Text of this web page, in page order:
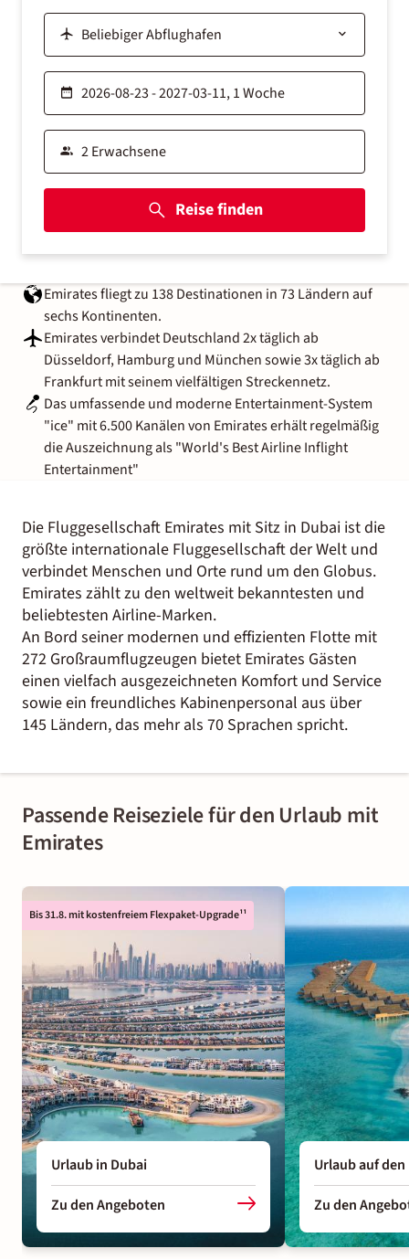
Reise finden
Emirates fliegt zu 138 Destinationen in 73 Ländern auf
sechs Kontinenten.
Emirates verbindet Deutschland 2x täglich ab
Düsseldorf, Hamburg und München sowie 3x täglich ab
Frankfurt mit seinem vielfältigen Streckennetz.
Das umfassende und moderne Entertainment-System
"ice" mit 6.500 Kanälen von Emirates erhält regelmäßig
die Auszeichnung als "World's Best Airline Inflight
Entertainment"
Die Fluggesellschaft Emirates mit Sitz in Dubai ist die
größte internationale Fluggesellschaft der Welt und
verbindet Menschen und Orte rund um den Globus.
Emirates zählt zu den weltweit bekanntesten und
beliebtesten Airline-Marken.
An Bord seiner modernen und effizienten Flotte mit
272 Großraumflugzeugen bietet Emirates Gästen
einen vielfach ausgezeichneten Komfort und Service
sowie ein freundliches Kabinenpersonal aus über
145 Ländern, das mehr als 70 Sprachen spricht.
Passende Reiseziele für den Urlaub mit
Emirates
Bis 31.8. mit kostenfreiem Flexpaket-Upgrade¹¹
Urlaub in Dubai
Zu den Angeboten
Urlaub auf
Zu den